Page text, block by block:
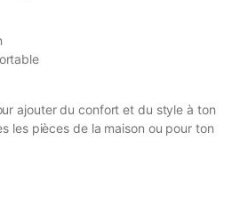
ajouter du confort et du style à ton
les pièces de la maison ou pour ton